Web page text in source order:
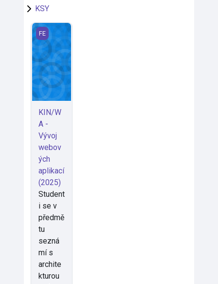
KSY
KIN/WA - Vývoj webových aplikací (2025)
FE
KIN/W
A -
Vývoj
webov
ých
aplikací
(2025)
Student
i se v
předmě
tu
sezná
mí s
archite
kturou